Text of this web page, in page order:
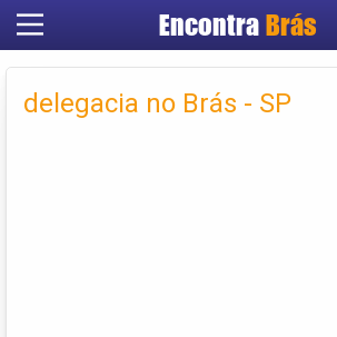
Encontra Brás
Cadastrar
Criar conta
delegacia no Brás - SP